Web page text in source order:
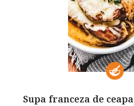
Supa franceza de ceapa